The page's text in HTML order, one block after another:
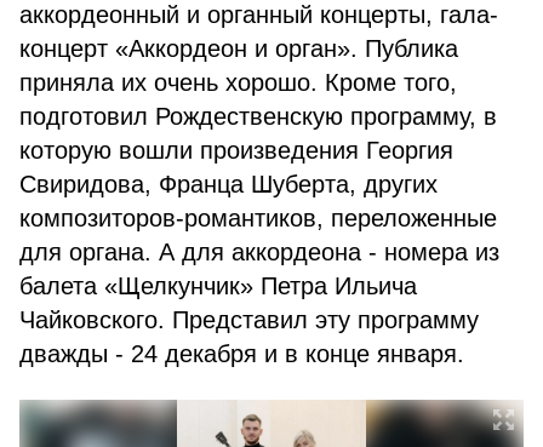
аккордеонный и органный концерты, гала-
концерт «Аккордеон и орган». Публика
приняла их очень хорошо. Кроме того,
подготовил Рождественскую программу, в
которую вошли произведения Георгия
Свиридова, Франца Шуберта, других
композиторов-романтиков, переложенные
для органа. А для аккордеона - номера из
балета «Щелкунчик» Петра Ильича
Чайковского. Представил эту программу
дважды - 24 декабря и в конце января.